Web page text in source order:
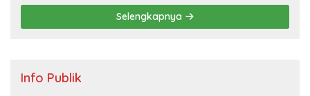
Selengkapnya
Info Publik